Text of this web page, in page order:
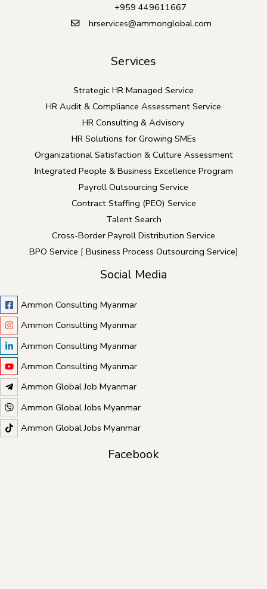
+959 449611667
hrservices@ammonglobal.com
Services
Strategic HR Managed Service
HR Audit & Compliance Assessment Service
HR Consulting & Advisory
HR Solutions for Growing SMEs
Organizational Satisfaction & Culture Assessment
Integrated People & Business Excellence Program
Payroll Outsourcing Service
Contract Staffing (PEO) Service
Talent Search
Cross-Border Payroll Distribution Service
BPO Service [ Business Process Outsourcing Service]
Social Media
Ammon Consulting Myanmar
Ammon Consulting Myanmar
Ammon Consulting Myanmar
Ammon Consulting Myanmar
Ammon Global Job Myanmar
Ammon Global Jobs Myanmar
Ammon Global Jobs Myanmar
Facebook